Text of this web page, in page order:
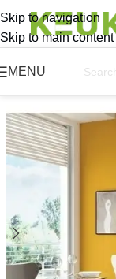
Skip to navigation
Skip to main content
MENU